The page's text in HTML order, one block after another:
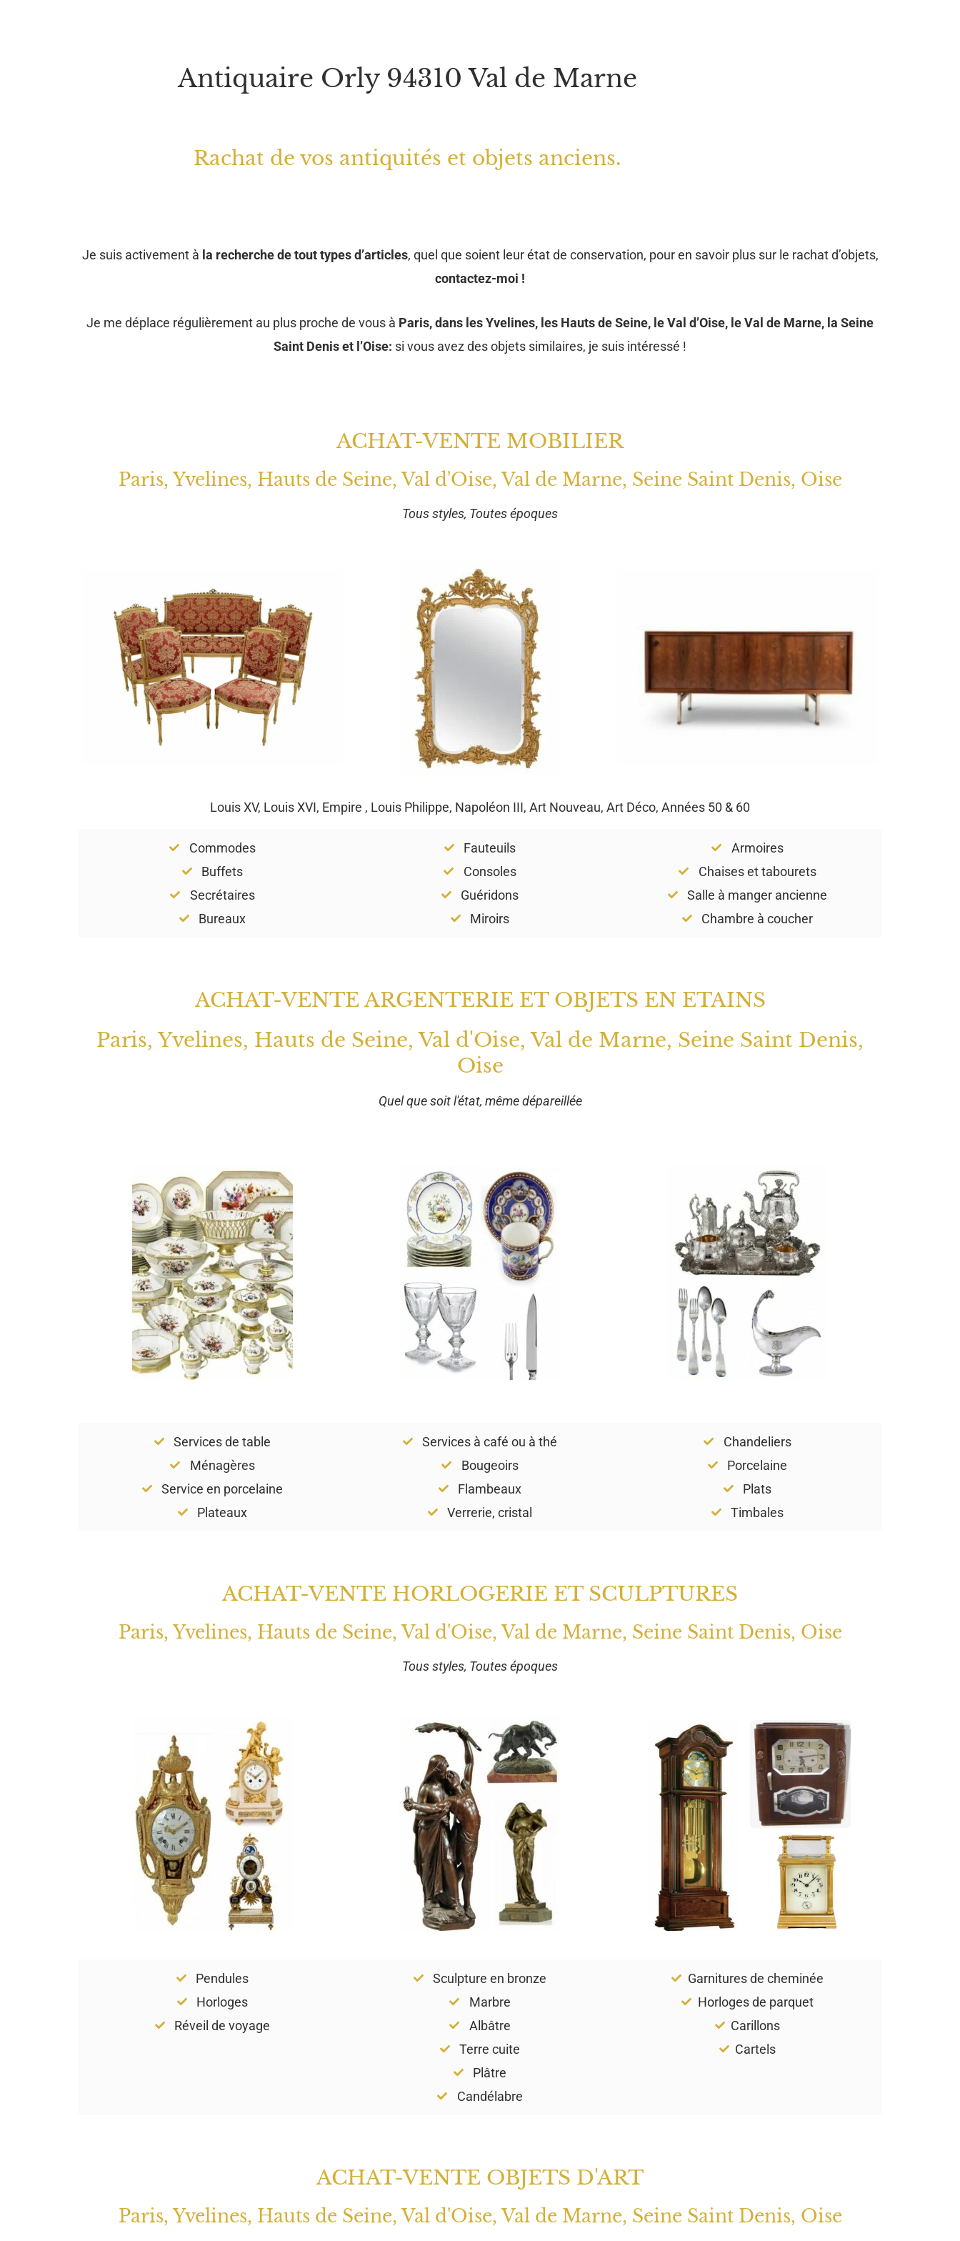
Antiquaire Orly 94310 Val de Marne
Rachat de vos antiquités et objets anciens.
Je suis activement à la recherche de tout types d’articles, quel que soient leur état de conservation, pour en savoir plus sur le rachat d’objets,
contactez-moi !
Je me déplace régulièrement au plus proche de vous à Paris, dans les Yvelines, les Hauts de Seine, le Val d’Oise, le Val de Marne, la Seine
Saint Denis et l’Oise: si vous avez des objets similaires, je suis intéressé !
ACHAT-VENTE MOBILIER
Paris, Yvelines, Hauts de Seine, Val d'Oise, Val de Marne, Seine Saint Denis, Oise
Tous styles, Toutes époques
Louis XV, Louis XVI, Empire , Louis Philippe, Napoléon III, Art Nouveau, Art Déco, Années 50 & 60
Commodes
Buffets
Secrétaires
Bureaux
Fauteuils
Consoles
Guéridons
Miroirs
Armoires
Chaises et tabourets
Salle à manger ancienne
Chambre à coucher
ACHAT-VENTE ARGENTERIE ET OBJETS EN ETAINS
Paris, Yvelines, Hauts de Seine, Val d'Oise, Val de Marne, Seine Saint Denis,
Oise
Quel que soit l'état, même dépareillée
Services de table
Ménagères
Service en porcelaine
Plateaux
Services à café ou à thé
Bougeoirs
Flambeaux
Verrerie, cristal
Chandeliers
Porcelaine
Plats
Timbales
ACHAT-VENTE HORLOGERIE ET SCULPTURES
Paris, Yvelines, Hauts de Seine, Val d'Oise, Val de Marne, Seine Saint Denis, Oise
Tous styles, Toutes époques
Pendules
Horloges
Réveil de voyage
Sculpture en bronze
Marbre
Albâtre
Terre cuite
Plâtre
Candélabre
Garnitures de cheminée
Horloges de parquet
Carillons
Cartels
ACHAT-VENTE OBJETS D'ART
Paris, Yvelines, Hauts de Seine, Val d'Oise, Val de Marne, Seine Saint Denis, Oise